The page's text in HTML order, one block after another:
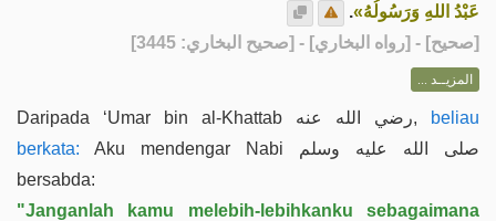
عَبْدُ اللهِ وَرَسُولُهُ».
[صحيح] - [رواه البخاري] - [صحيح البخاري: 3445]
المزيــد ...
Daripada ‘Umar bin al-Khattab رضي الله عنه, beliau
berkata: Aku mendengar Nabi صلى الله عليه وسلم
bersabda:
"Janganlah kamu melebih-lebihkanku sebagaimana